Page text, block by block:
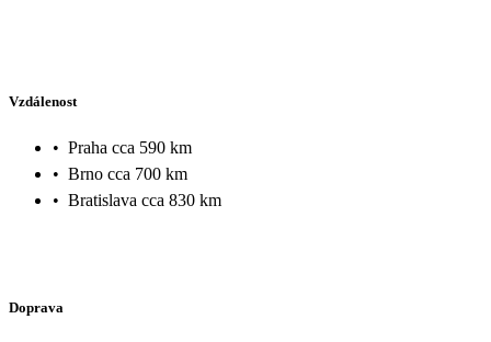
Vzdálenost
• Praha cca 590 km
• Brno cca 700 km
• Bratislava cca 830 km
Doprava